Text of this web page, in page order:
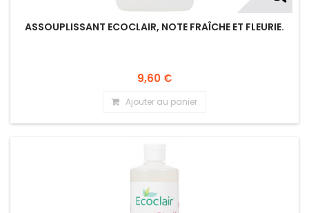
ASSOUPLISSANT ECOCLAIR, NOTE FRAÎCHE ET FLEURIE.
9,60 €
Ajouter au panier